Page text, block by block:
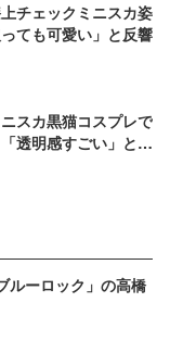
チェックミニスカ姿
ても可愛い」と反響
スカ黒猫コスプレで
透明感すごい」と反
ルーロック」の高橋